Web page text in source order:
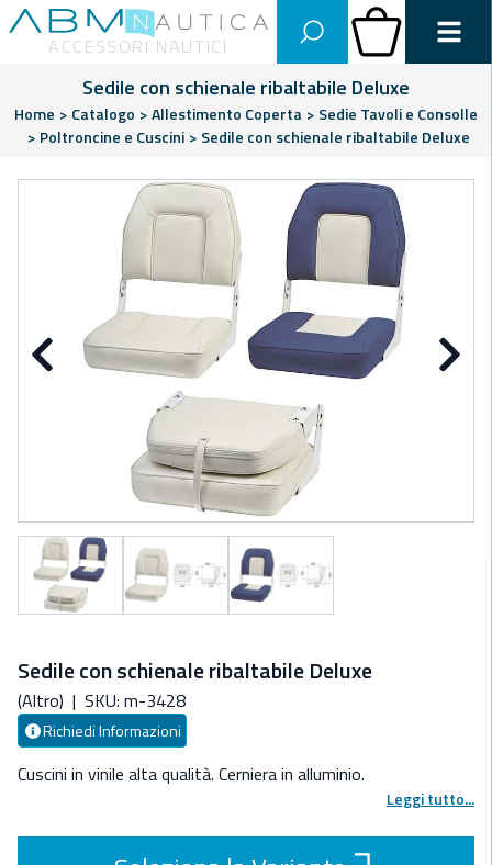
Abm Nautica
ACCESSORI NAUTICI
Carrello
Sedile con schienale ribaltabile Deluxe
Home > Catalogo >Allestimento Coperta > Sedie Tavoli e Consolle
> Poltroncine e Cuscini > Sedile con schienale ribaltabile Deluxe
Precedente
Sedile con schienale ribaltabile Deluxe
(Altro) | SKU: m-3428
Richiedi Informazioni
Cuscini in vinile alta qualità. Cerniera in alluminio.
Leggi tutto...